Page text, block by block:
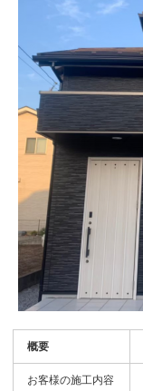
概要
お客様の施工内容